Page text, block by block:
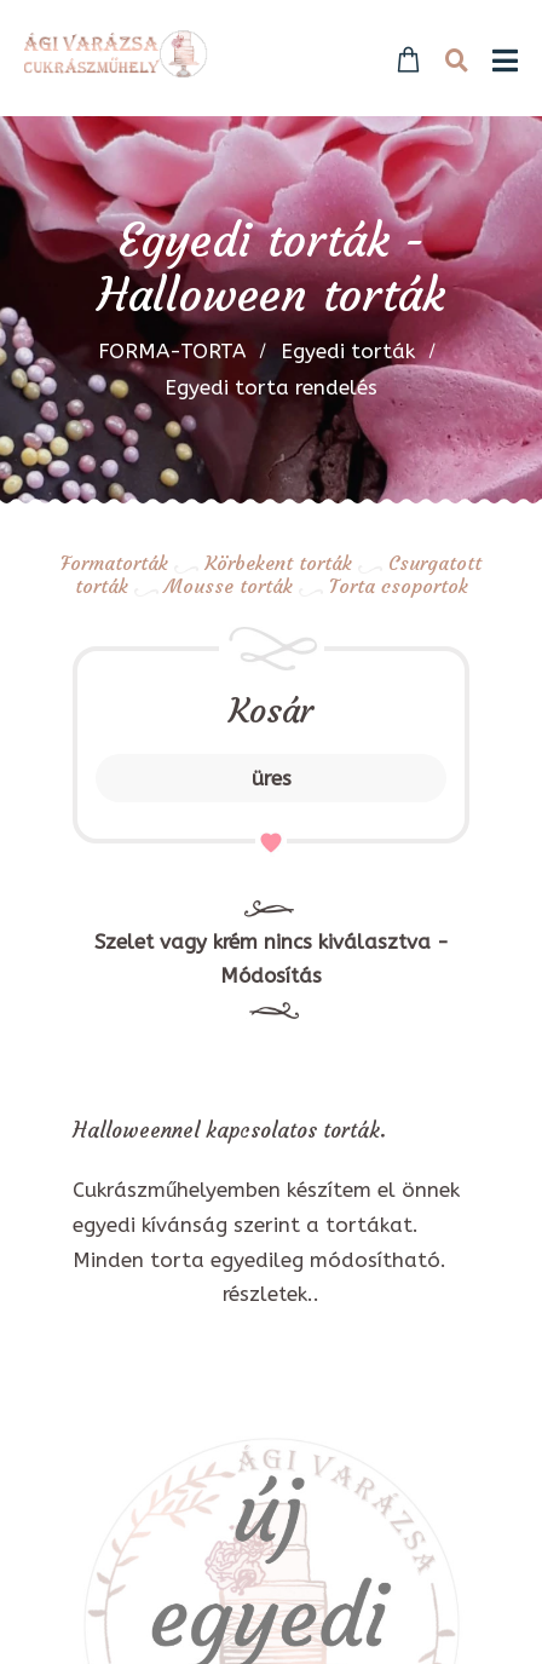
Egyedi torták -
Halloween torták
FORMA-TORTA
Egyedi torták
Egyedi torta rendelés
Formatorták Körbekent torták
Csurgatott
torták
Mousse torták Torta csoportok
Kosár
üres
Szelet vagy krém nincs kiválasztva -
Módosítás
Halloweennel kapcsolatos torták.
Cukrászműhelyemben készítem el önnek
egyedi kívánság szerint a tortákat.
Minden torta egyedileg módosítható.
részletek..